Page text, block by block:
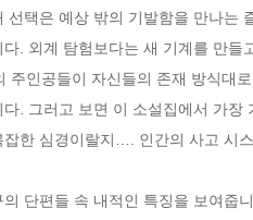
선택은 예상 밖의 기발함을 만나는
. 외계 탐험보다는 새 기계를 만
주인공들이 자신들의 존재 방식대
. 그러고 보면 이 소설집에서 가
한 심경이랄지…. 인간의 사고 시
단편들 속 내적인 특징을 보여줍